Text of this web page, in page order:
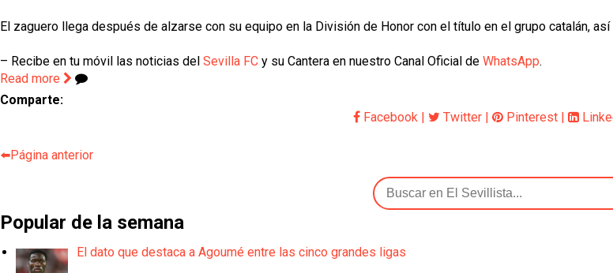
El zaguero llega después de alzarse con su equipo en la División de Honor con el título en el grupo catalán,
– Recibe en tu móvil las noticias del Sevilla FC y su Cantera en nuestro Canal Oficial de WhatsApp.
Read more
Comparte:
Facebook | Twitter | Pinterest |
⬅️Página anterior
Popular de la semana
El dato que destaca a Agoumé entre las cinco grandes ligas